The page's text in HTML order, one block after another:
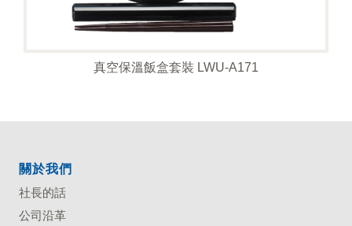
真空保溫飯盒套裝 LWU-A171
關於我們
社長的話
公司沿革